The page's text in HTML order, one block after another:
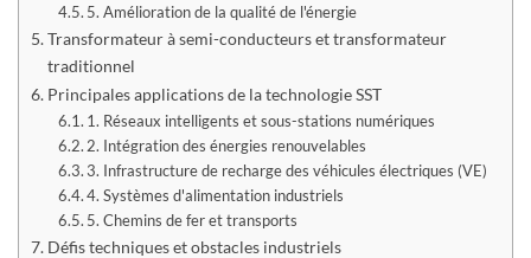
5. Amélioration de la qualité de l'énergie
Transformateur à semi-conducteurs et transformateur
traditionnel
Principales applications de la technologie SST
1. Réseaux intelligents et sous-stations numériques
2. Intégration des énergies renouvelables
3. Infrastructure de recharge des véhicules électriques (VE)
4. Systèmes d'alimentation industriels
5. Chemins de fer et transports
Défis techniques et obstacles industriels